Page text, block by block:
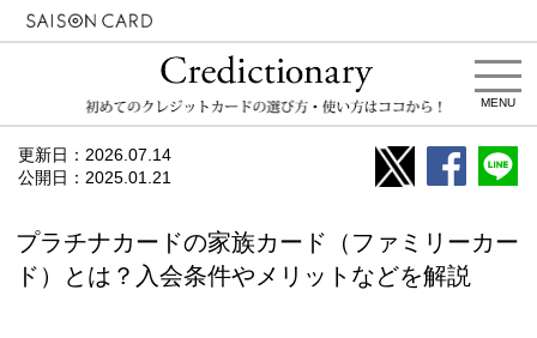
MENU
更新日： 2026.07.14
公開日： 2025.01.21
プラチナカードの家族カード（ファミリーカー
ド）とは？入会条件やメリットなどを解説